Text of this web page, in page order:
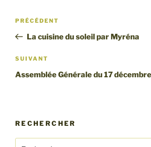
Navigation
l’article
Article
précédent
PRÉCÉDENT
La cuisine du soleil par Myréna
Article
suivant
SUIVANT
Assemblée Générale du 17
RECHERCHER